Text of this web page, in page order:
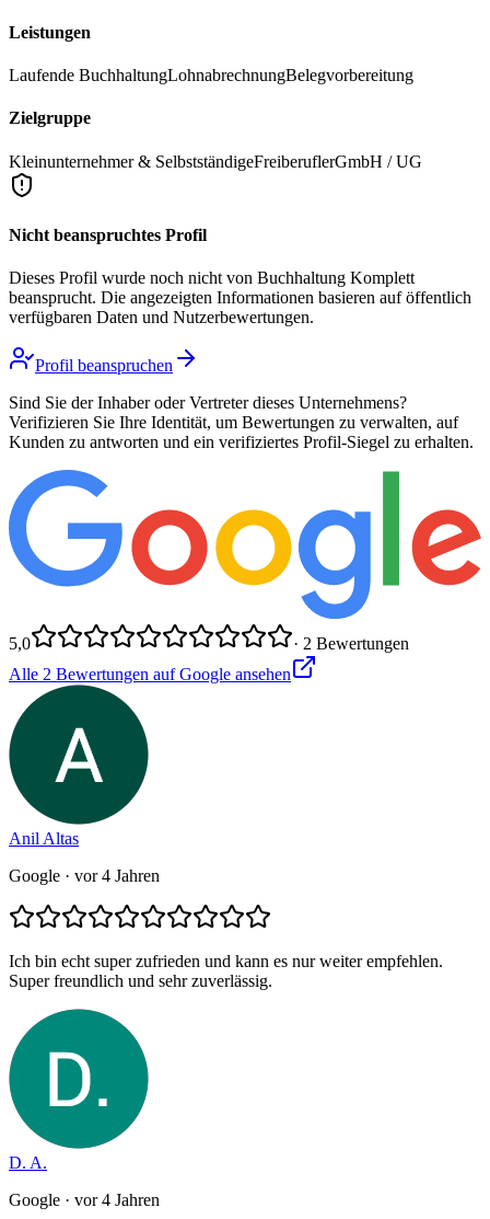
Leistungen
Laufende BuchhaltungLohnabrechnungBelegvorbereitung
Zielgruppe
Kleinunternehmer & SelbstständigeFreiberuflerGmbH / UG
Nicht beanspruchtes Profil
Dieses Profil wurde noch nicht von Buchhaltung Komplett
beansprucht. Die angezeigten Informationen basieren auf öffentlich
verfügbaren Daten und Nutzerbewertungen.
Profil beanspruchen
Sind Sie der Inhaber oder Vertreter dieses Unternehmens?
Verifizieren Sie Ihre Identität, um Bewertungen zu verwalten, auf
Kunden zu antworten und ein verifiziertes Profil-Siegel zu erhalten.
5,0 · 2 Bewertungen
Alle 2 Bewertungen auf Google ansehen
Anil Altas
Google · vor 4 Jahren
Ich bin echt super zufrieden und kann es nur weiter empfehlen.
Super freundlich und sehr zuverlässig.
D. A.
Google · vor 4 Jahren